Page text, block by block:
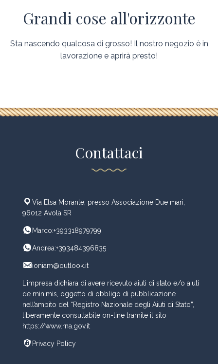
Grandi cose all'orizzonte
Sta nascendo qualcosa di grosso! Il nostro negozio è in
lavorazione e aprirà presto!
Contattaci
Via Elsa Morante, presso Associazione Due mari,
96012 Avola SR
Marco:+393318979799
Andrea:+393484396835
ioniam@outlook.it
L’impresa dichiara di avere ricevuto aiuti di stato e/o aiuti
de minimis, oggetto di obbligo di pubblicazione
nell’ambito del “Registro Nazionale degli Aiuti di Stato”,
liberamente consultabile on-line tramite il sito
https://www.rna.gov.it
Privacy Policy